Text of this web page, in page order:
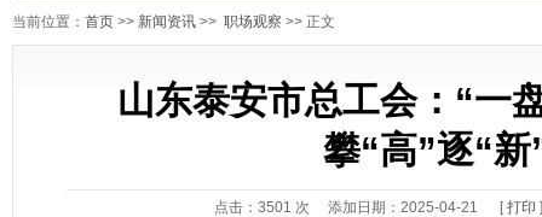
当前位置： 首页 >> 新闻资讯 >> 职场观察 >> 正文
山东泰安市总工会：“一
攀“高”逐“新
点击： 3501 次 添加日期：2025-04-21 [打印